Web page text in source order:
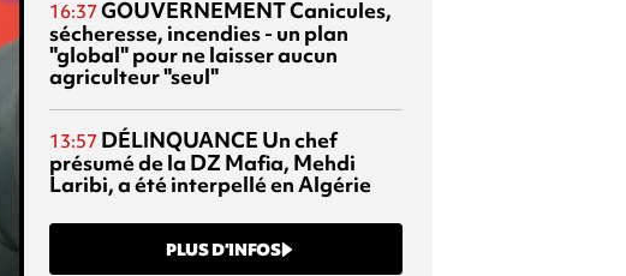
16:37 GOUVERNEMENTCanicules,
sécheresse, incendies - un plan
"global" pour ne laisser aucun
agriculteur "seul"
13:57 DÉLINQUANCE Un chef
présumé de la DZ Mafia, Mehdi
Laribi, a été interpellé en Algérie
PLUS D’INFOS